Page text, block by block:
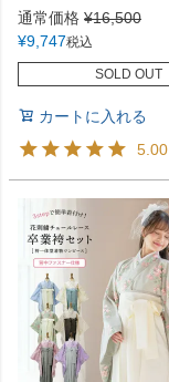
通常価格 ¥16,500
¥9,747税込
SOLD OUT
カートに入れる
5.00